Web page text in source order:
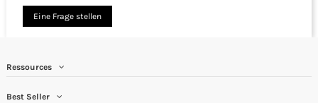
Eine Frage stellen
Ressources
Best Seller